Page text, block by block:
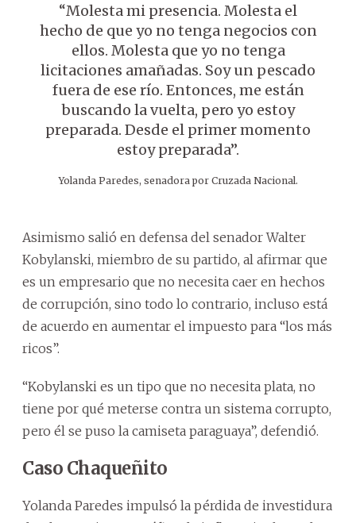
“Molesta mi presencia. Molesta el
hecho de que yo no tenga negocios con
ellos. Molesta que yo no tenga
licitaciones amañadas. Soy un pescado
fuera de ese río. Entonces, me están
buscando la vuelta, pero yo estoy
preparada. Desde el primer momento
estoy preparada”.
Yolanda Paredes, senadora por Cruzada Nacional.
Asimismo salió en defensa del senador Walter
Kobylanski, miembro de su partido, al afirmar que
es un empresario que no necesita caer en hechos
de corrupción, sino todo lo contrario, incluso está
de acuerdo en aumentar el impuesto para “los más
ricos”.
“Kobylanski es un tipo que no necesita plata, no
tiene por qué meterse contra un sistema corrupto,
pero él se puso la camiseta paraguaya”, defendió.
Caso Chaqueñito
Yolanda Paredes impulsó la pérdida de investidura